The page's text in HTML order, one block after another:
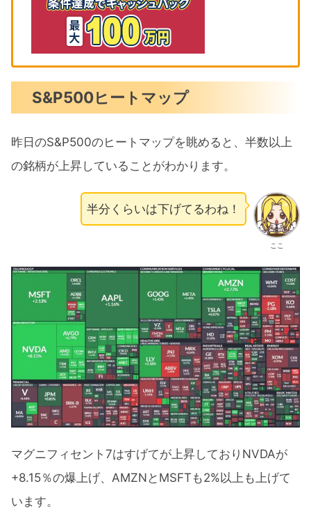
S&P500ヒートマップ
昨日のS&P500のヒートマップを眺めると、半数以上
の銘柄が上昇していることがわかります。
ここ
半分くらいは下げてるわね！
マグニフィセント7はすげてが上昇しておりNVDAが
+8.15％の爆上げ、AMZNとMSFTも2%以上も上げて
います。